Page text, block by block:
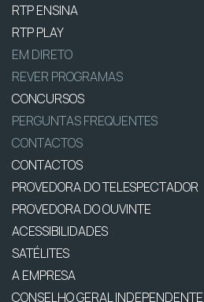
RTP ENSINA
RTP PLAY
EM DIRETO
REVER PROGRAMAS
CONCURSOS
PERGUNTAS FREQUENTES
CONTACTOS
CONTACTOS
PROVEDORA DO TELESPECTADOR
PROVEDORA DO OUVINTE
ACESSIBILIDADES
SATÉLITES
A EMPRESA
CONSELHO GERAL INDEPENDENTE